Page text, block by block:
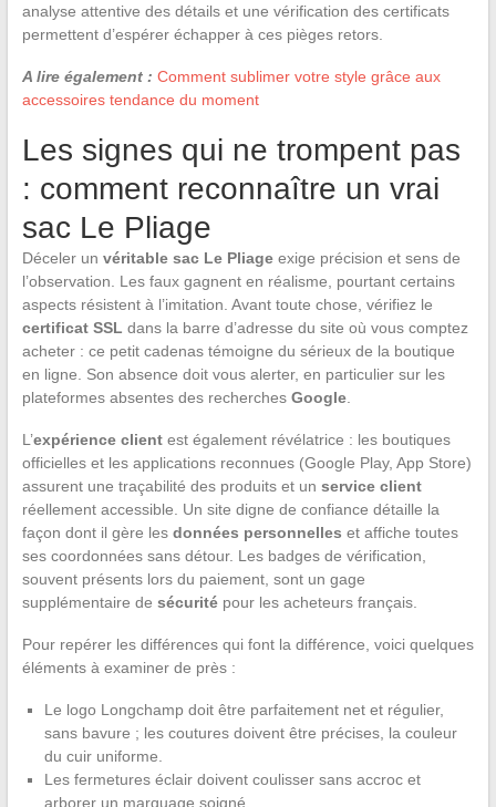
analyse attentive des détails et une vérification des certificats
permettent d’espérer échapper à ces pièges retors.
A lire également : Comment sublimer votre style grâce aux
accessoires tendance du moment
Les signes qui ne trompent pas
: comment reconnaître un vrai
sac Le Pliage
Déceler un véritable sac Le Pliageexige précision et sens de
l’observation. Les faux gagnent en réalisme, pourtant certains
aspects résistent à l’imitation. Avant toute chose, vérifiez le
certificat SSL dans la barre d’adresse du site où vous comptez
acheter : ce petit cadenas témoigne du sérieux de la boutique
en ligne. Son absence doit vous alerter, en particulier sur les
plateformes absentes des recherches Google.
L’expérience clientest également révélatrice : les boutiques
officielles et les applications reconnues (Google Play, App Store)
assurent une traçabilité des produits et un service client
réellement accessible. Un site digne de confiance détaille la
façon dont il gère les données personnelles et affiche toutes
ses coordonnées sans détour. Les badges de vérification,
souvent présents lors du paiement, sont un gage
supplémentaire de sécuritépour les acheteurs français.
Pour repérer les différences qui font la différence, voici quelques
éléments à examiner de près :
Le logo Longchamp doit être parfaitement net et régulier,
sans bavure ; les coutures doivent être précises, la couleur
du cuir uniforme.
Les fermetures éclair doivent coulisser sans accroc et
arborer un marquage soigné.